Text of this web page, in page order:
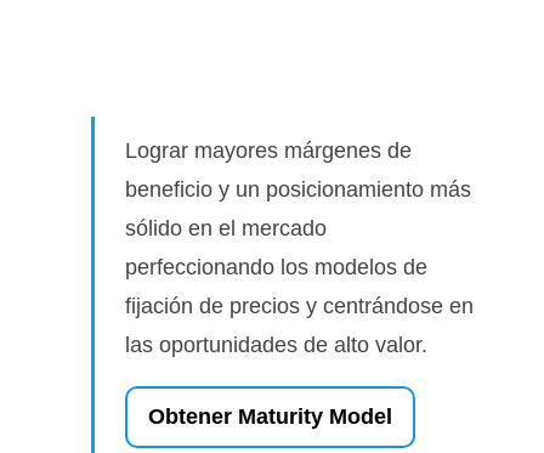
Lograr mayores márgenes de
beneficio y un posicionamiento más
sólido en el mercado
perfeccionando los modelos de
fijación de precios y centrándose en
las oportunidades de alto valor.
Obtener Maturity Model